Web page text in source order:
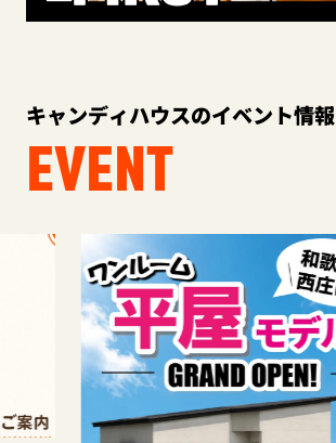
キャンディハウスのイベント情報
EVENT